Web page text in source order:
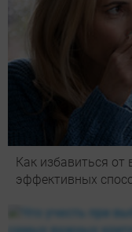
Как избавиться от
эффективных